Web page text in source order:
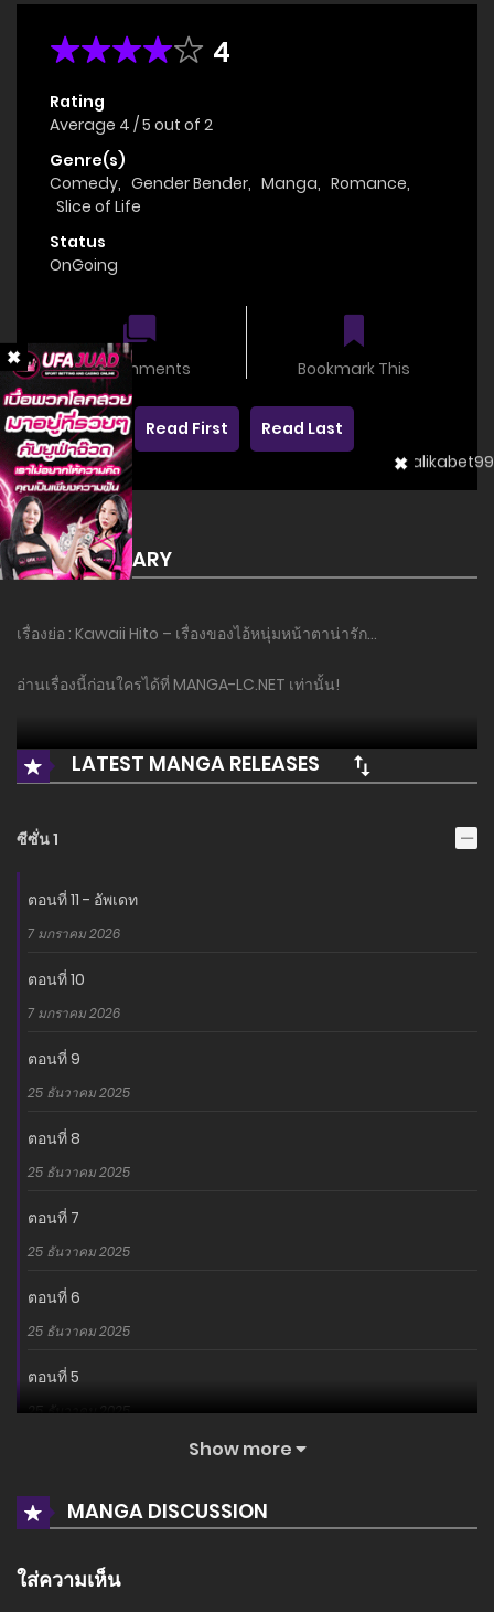
4
Rating
Average 4 /5 out of 2
Genre(s)
Comedy, Gender Bender, Manga, Romance,
Slice of Life
Status
OnGoing
0 comments Bookmark This
Read First Read Last
SUMMARY
เรื่องย่อ : Kawaii Hito – เรื่องของไอ้หนุ่มหน้าตาน่ารัก…
อ่านเรื่องนี้ก่อนใครได้ที่ MANGA-LC.NET เท่านั้น!
LATEST MANGA RELEASES
ซีซั่น 1
ตอนที่ 11 - อัพเดท
7 มกราคม 2026
ตอนที่ 10
7 มกราคม 2026
ตอนที่ 9
25 ธันวาคม 2025
ตอนที่ 8
25 ธันวาคม 2025
ตอนที่ 7
25 ธันวาคม 2025
ตอนที่ 6
25 ธันวาคม 2025
ตอนที่ 5
25 ธันวาคม 2025
ตอนที่ 1
25 ธันวาคม 2025
Show more
MANGA DISCUSSION
ใส่ความเห็น